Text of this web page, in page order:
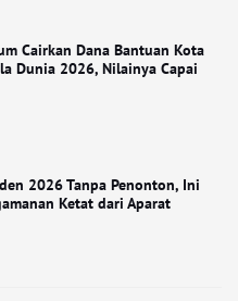
Cairkan Dana Bantuan Kota
Dunia 2026, Nilainya Capai
2026 Tanpa Penonton, Ini
Ketat dari Aparat